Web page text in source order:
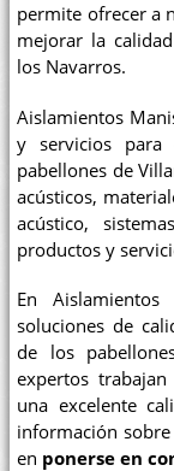
permite ofrecer a
mejorar la
los Navarros.
Aislamientos
y servicios para
pabellones de
acústicos,
acústico,
productos y
En
soluciones de
de los
expertos
una excelente
información
en ponerse en